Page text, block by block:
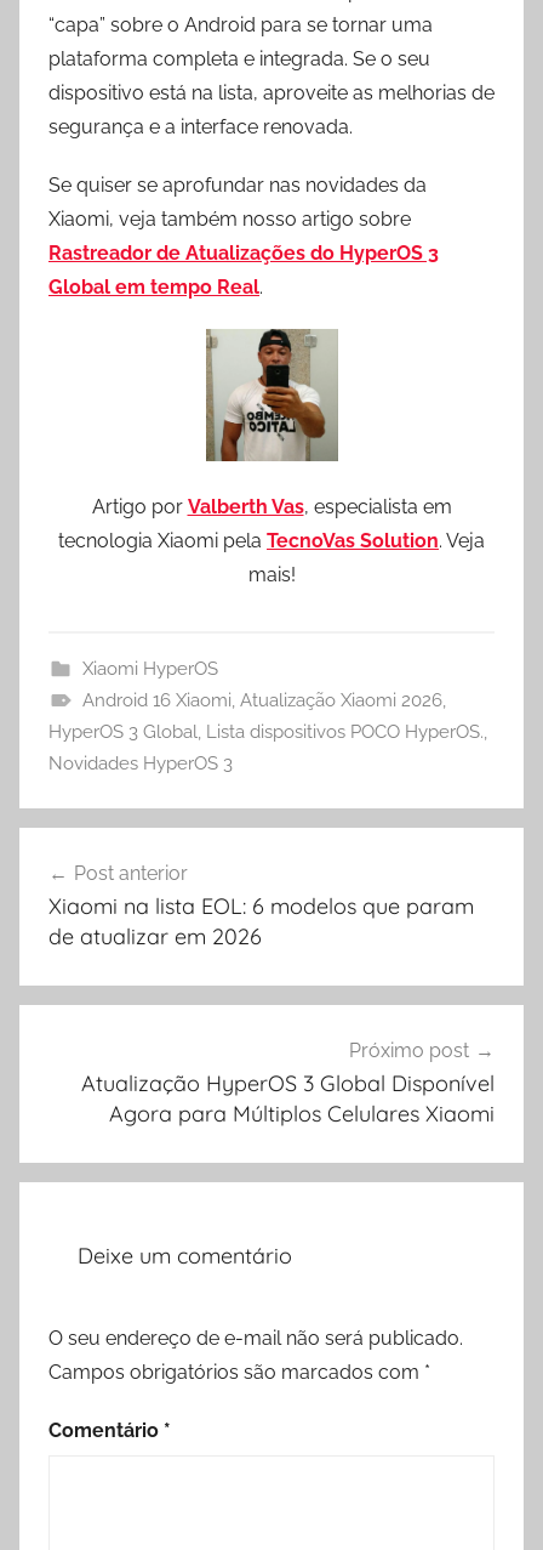
“capa” sobre o Android para se tornar uma
plataforma completa e integrada. Se o seu
dispositivo está na lista, aproveite as melhorias de
segurança e a interface renovada.
Se quiser se aprofundar nas novidades da
Xiaomi, veja também nosso artigo sobre
Rastreador de Atualizações do HyperOS 3
Global em tempo Real.
Artigo por Valberth Vas, especialista em
tecnologia Xiaomi pela TecnoVas Solution. Veja
mais!
Xiaomi HyperOS
Android 16 Xiaomi, Atualização Xiaomi 2026,
HyperOS 3 Global, Lista dispositivos POCO HyperOS.,
Novidades HyperOS 3
de
Post
Post anterior
Xiaomi na lista EOL: 6 modelos que param
de atualizar em 2026
Próximo post
Atualização HyperOS 3 Global Disponível
Agora para Múltiplos Celulares Xiaomi
Deixe um comentário
O seu endereço de e-mail não será publicado.
Campos obrigatórios são marcados com *
Comentário *